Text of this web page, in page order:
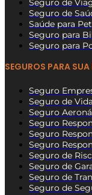
Seguro de
Seguro de
Saúde para Pet
Seguro para
Seguro para
SEGUROS PARA SUA
Seguro
Seguro de Vida
Seguro
Seguro
Seguro
Seguro
Seguro de
Seguro de
Seguro de
Seguro de